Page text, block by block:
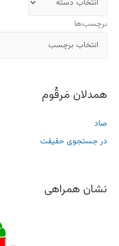
برچسب‌ها
همدلان مَرقُوم
صاد
در جستجوی حقیقت
نشان همراهی